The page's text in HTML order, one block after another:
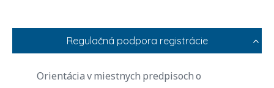
Regulačná podpora registrácie
Orientácia v miestnych predpisoch o